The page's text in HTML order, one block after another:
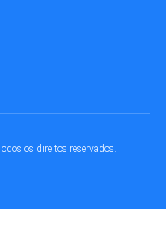
os direitos reservados.